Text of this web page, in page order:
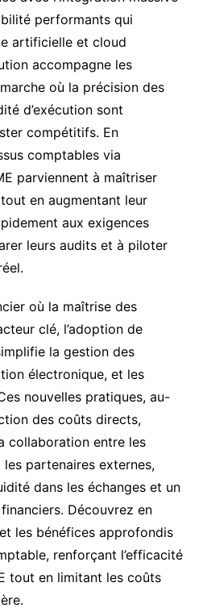
performants qui
artificielle et cloud
accompagne les
où la précision des
d’exécution sont
compétitifs. En
comptables via
parviennent à maîtriser
en augmentant leur
aux exigences
leurs audits et à piloter
où la maîtrise des
clé, l’adoption de
la gestion des
électronique, et les
nouvelles pratiques, au-
des coûts directs,
collaboration entre les
partenaires externes,
dans les échanges et un
Découvrez en
les bénéfices approfondis
renforçant l’efficacité
tout en limitant les coûts